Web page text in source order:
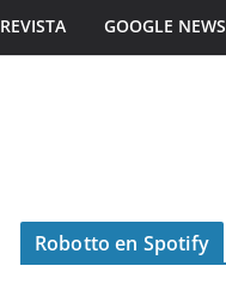
REVISTA GOOGLE NEWS
Robotto en Spotify